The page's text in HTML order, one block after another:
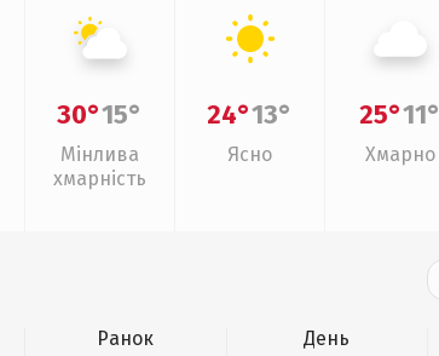
30°15°
Мінлива
хмарність
24°13°
Ясно
25°11°
Хмарно
Ранок День